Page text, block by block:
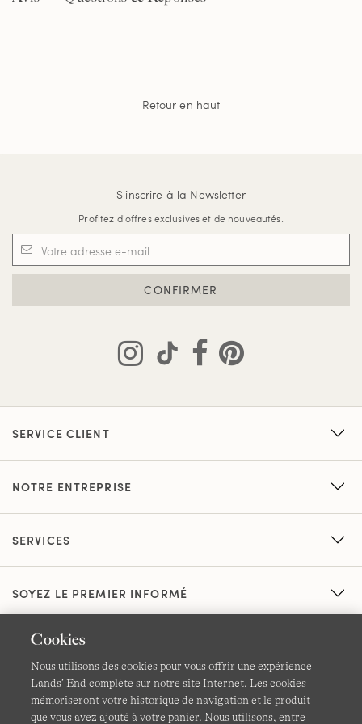
Retour en haut
S'inscrire à la Newsletter
Profitez d'offres exclusives et de nouveautés.
CONFIRMER
SERVICE CLIENT
NOTRE ENTREPRISE
SERVICES
SOYEZ LE PREMIER INFORMÉ
Cookies
Nous utilisons des cookies pour vous offrir une expérience
Lands’ End complète sur notre site Internet. Les cookies
mémoriseront votre historique de navigation et le produit
que vous avez ajouté à votre panier. Nous utilisons, entre